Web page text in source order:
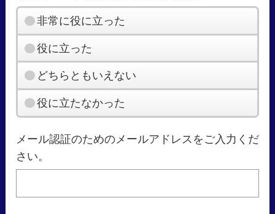
非常に役に立った
役に立った
どちらともいえない
役に立たなかった
メール認証のためのメールアドレスをご入力くだ
さい。